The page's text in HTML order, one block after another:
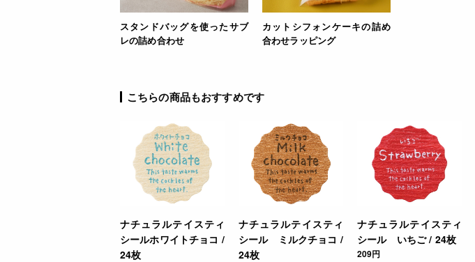
スタンドバッグを使ったサブ
レの詰め合わせ
カットシフォンケーキの詰め
合わせラッピング
こちらの商品もおすすめです
ナチュラルテイスティ
シールホワイトチョコ /
24枚
ナチュラルテイスティ
シール ミルクチョコ /
24枚
ナチュラルテイスティ
シール いちご / 24枚
209円